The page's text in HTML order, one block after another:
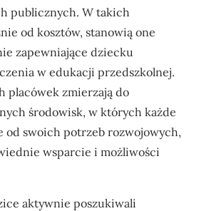
publicznych. W takich
od kosztów, stanowią one
zapewniające dziecku
w edukacji przedszkolnej.
placówek zmierzają do
środowisk, w których każde
od swoich potrzeb rozwojowych,
wsparcie i możliwości
aktywnie poszukiwali